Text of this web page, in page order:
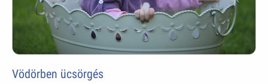
Vödörben ücsörgés